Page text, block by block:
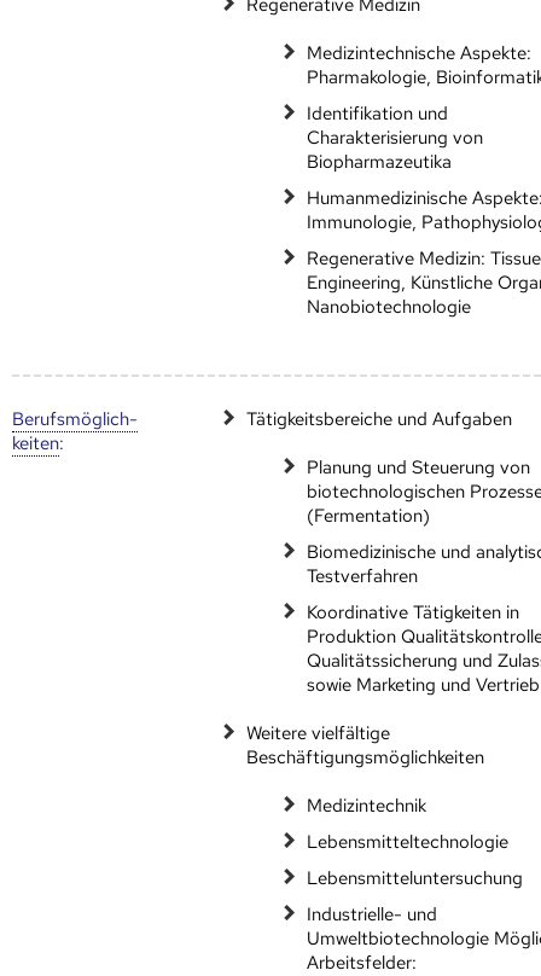
Medizintechnische Aspekte:
Pharmakologie,
Identifikation und
Charakterisierung von
Biopharmazeutika
Humanmedizinische
Immunologie,
Regenerative Medizin: Tissue
Engineering, Künstliche
Nanobiotechnologie
Berufs­möglich­
keiten:
Tätigkeitsbereiche und Aufgaben
Planung und Steuerung von
biotechnologischen
(Fermentation)
Biomedizinische und
Testverfahren
Koordinative Tätigkeiten in
Produktion
Qualitätssicherung und
sowie Marketing und Vertrieb
Weitere vielfältige
Beschäftigungsmöglichkeiten
Medizintechnik
Lebensmitteltechnologie
Lebensmitteluntersuchung
Industrielle- und
Umweltbiotechnologie
Arbeitsfelder: